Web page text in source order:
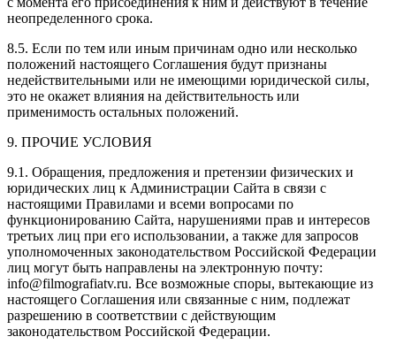
неопределенного срока.
8.5. Если по тем или иным причинам одно или несколько
положений настоящего Соглашения будут признаны
недействительными или не имеющими юридической силы,
это не окажет влияния на действительность или
применимость остальных положений.
9. ПРОЧИЕ УСЛОВИЯ
9.1. Обращения, предложения и претензии физических и
юридических лиц к Администрации Сайта в связи с
настоящими Правилами и всеми вопросами по
функционированию Сайта, нарушениями прав и интересов
третьих лиц при его использовании, а также для запросов
уполномоченных законодательством Российской Федерации
лиц могут быть направлены на электронную почту:
info@filmografiatv.ru. Все возможные споры, вытекающие из
настоящего Соглашения или связанные с ним, подлежат
разрешению в соответствии с действующим
законодательством Российской Федерации.